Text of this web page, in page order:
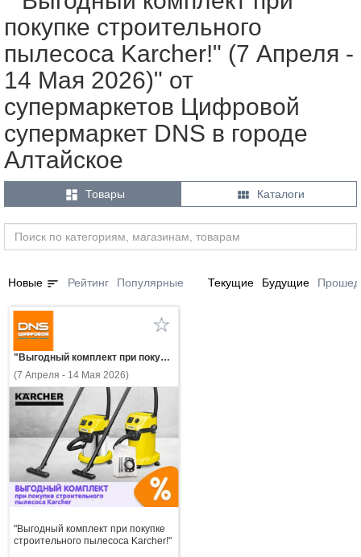
покупке строительного
пылесоса Karcher!" (7 Апреля -
14 Мая 2026)" от
супермаркетов Цифровой
супермаркет DNS в городе
Алтайское
 Товары  Каталоги
Новые sort Рейтинг Популярные Текущие Будущие
"Выгодный комплект при покупке строительного пылесоса Karcher!"
(7 Апреля - 14 Мая 2026)
"Выгодный комплект при покупке
строительного пылесоса Karcher!"